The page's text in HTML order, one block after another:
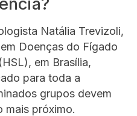
Natália Trevizoli,
Doenças do Fígado
em Brasília,
para toda a
grupos devem
mais próximo.